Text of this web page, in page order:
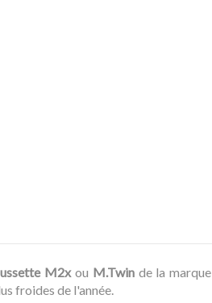
M2xou M.Twinde la marque
froides de l'année.